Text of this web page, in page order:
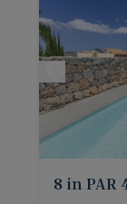
8 in PAR